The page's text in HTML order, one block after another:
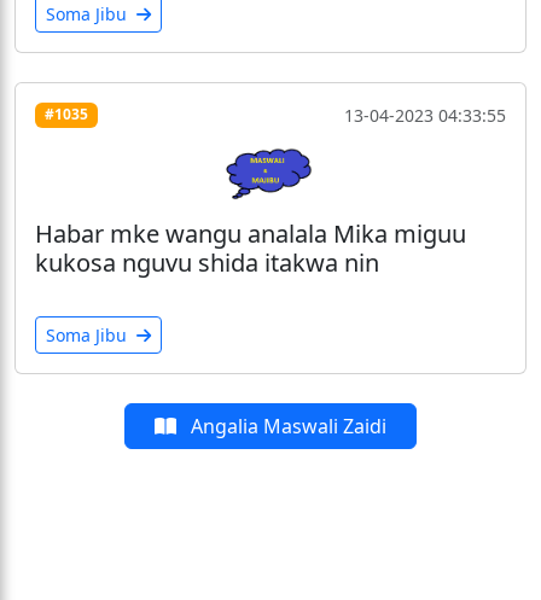
Soma Jibu
#1035 13-04-2023 04:33:55
Habar mke wangu analala Mika miguu
kukosa nguvu shida itakwa nin
Soma Jibu
Angalia Maswali Zaidi